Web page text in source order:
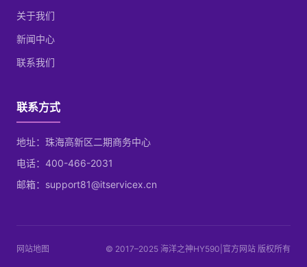
关于我们
新闻中心
联系我们
联系方式
地址：珠海高新区二期商务中心
电话：400-466-2031
邮箱：support81@itservicex.cn
网站地图 © 2017–2025 海洋之神HY590|官方网站 版权所有